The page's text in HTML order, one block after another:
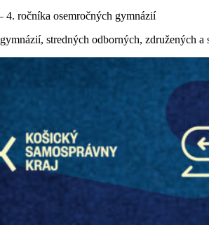
4. ročníka osemročných gymnázií
stredných odborných, združených